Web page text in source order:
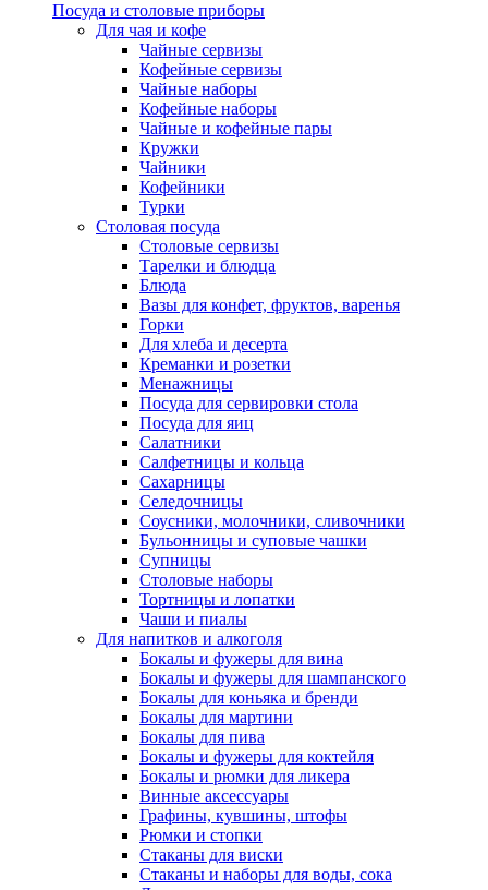
Посуда и столовые приборы
Для чая и кофе
Чайные сервизы
Кофейные сервизы
Чайные наборы
Кофейные наборы
Чайные и кофейные пары
Кружки
Чайники
Кофейники
Турки
Столовая посуда
Столовые сервизы
Тарелки и блюдца
Блюда
Вазы для конфет, фруктов, варенья
Горки
Для хлеба и десерта
Креманки и розетки
Менажницы
Посуда для сервировки стола
Посуда для яиц
Салатники
Салфетницы и кольца
Сахарницы
Селедочницы
Соусники, молочники, сливочники
Бульонницы и суповые чашки
Супницы
Столовые наборы
Тортницы и лопатки
Чаши и пиалы
Для напитков и алкоголя
Бокалы и фужеры для вина
Бокалы и фужеры для шампанского
Бокалы для коньяка и бренди
Бокалы для мартини
Бокалы для пива
Бокалы и фужеры для коктейля
Бокалы и рюмки для ликера
Винные аксессуары
Графины, кувшины, штофы
Рюмки и стопки
Стаканы для виски
Стаканы и наборы для воды, сока